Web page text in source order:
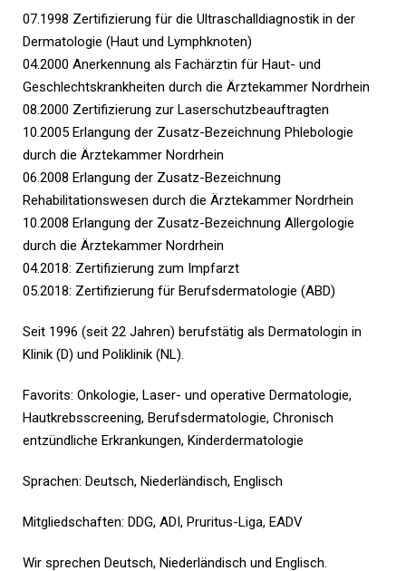
07.1998 Zertifizierung für die Ultraschalldiagnostik in der
Dermatologie (Haut und Lymphknoten)
04.2000 Anerkennung als Fachärztin für Haut- und
Geschlechtskrankheiten durch die Ärztekammer Nordrhein
08.2000 Zertifizierung zur Laserschutzbeauftragten
10.2005 Erlangung der Zusatz-Bezeichnung Phlebologie
durch die Ärztekammer Nordrhein
06.2008 Erlangung der Zusatz-Bezeichnung
Rehabilitationswesen durch die Ärztekammer Nordrhein
10.2008 Erlangung der Zusatz-Bezeichnung Allergologie
durch die Ärztekammer Nordrhein
04.2018: Zertifizierung zum Impfarzt
05.2018: Zertifizierung für Berufsdermatologie (ABD)
Seit 1996 (seit 22 Jahren) berufstätig als Dermatologin in
Klinik (D) und Poliklinik (NL).
Favorits: Onkologie, Laser- und operative Dermatologie,
Hautkrebsscreening, Berufsdermatologie, Chronisch
entzündliche Erkrankungen, Kinderdermatologie
Sprachen: Deutsch, Niederländisch, Englisch
Mitgliedschaften: DDG, ADI, Pruritus-Liga, EADV
Wir sprechen Deutsch, Niederländisch und Englisch.